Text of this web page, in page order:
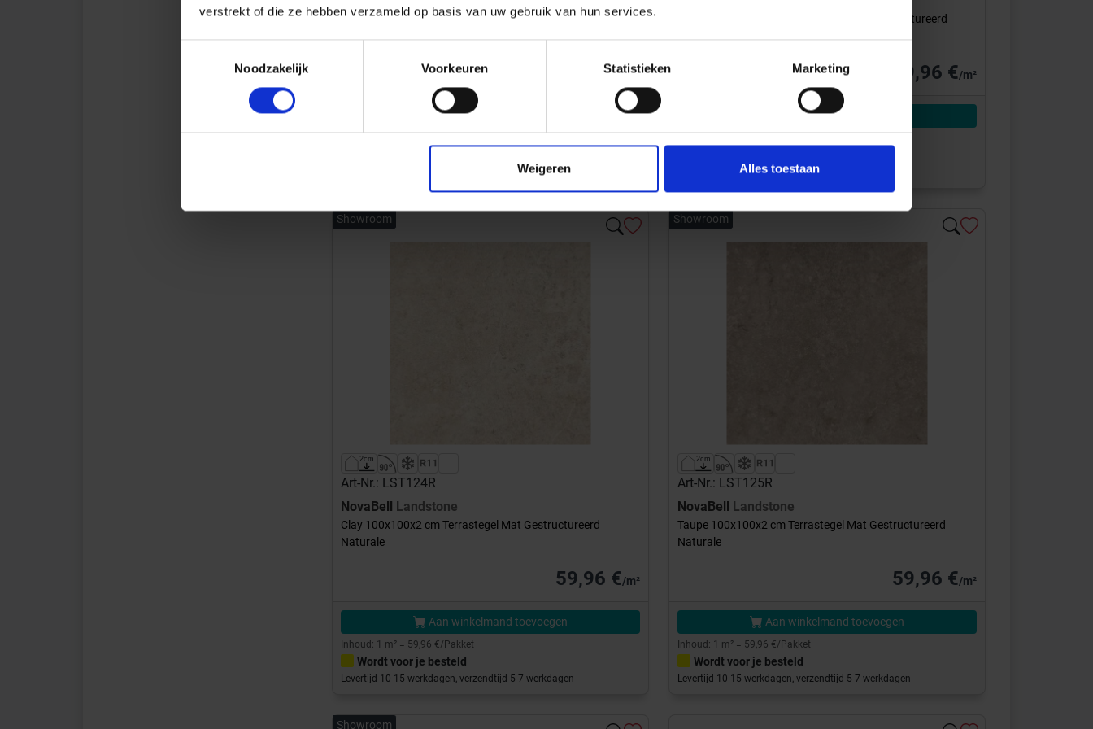
verstrekt of die ze hebben verzameld op basis van uw gebruik van hun services.
Noodzakelijk
Voorkeuren Statistieken Marketing
Weigeren Alles toestaan
Ervaren verkoop adviseurs
Gravel 100x100x2 cm Terrastegel Mat Gestructureerd
59,96 €/m²
Aan winkelmand toevoegen
Levertijd 10-15 werkdagen, verzendtijd 5-7 werkdagen
Showroom
Art-Nr.: LST124R
NovaBell Landstone
Clay 100x100x2 cm Terrastegel Mat Gestructureerd
Naturale
59,96 €/m²
Aan winkelmand toevoegen
Inhoud: 1 m² = 59,96 €/Pakket
Wordt voor je besteld
Levertijd 10-15 werkdagen, verzendtijd 5-7 werkdagen
Showroom
Art-Nr.: LST125R
NovaBell Landstone
Taupe 100x100x2 cm Terrastegel Mat Gestructureerd
Naturale
59,96 €/m²
Aan winkelmand toevoegen
Inhoud: 1 m² = 59,96 €/Pakket
Wordt voor je besteld
Levertijd 10-15 werkdagen, verzendtijd 5-7 werkdagen
Showroom